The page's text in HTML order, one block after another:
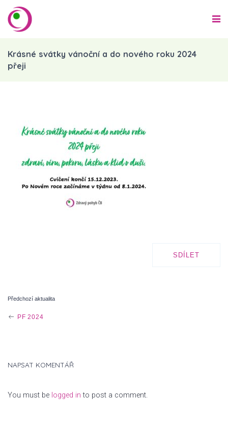
Krásné svátky vánoční a do nového roku 2024
přeji
SDÍLET
Předchozí aktualita
PF 2024
NAPSAT KOMENTÁŘ
You must be logged in to post a comment.